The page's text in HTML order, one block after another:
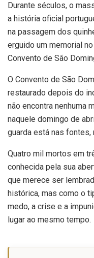
Durante séculos, o
a história oficial
na passagem dos
erguido um memorial
Convento de São
O Convento de São
restaurado depois do
não encontra nenhuma
naquele domingo de
guarda está nas fontes,
Quatro mil mortos em
conhecida pela sua
que merece ser
histórica, mas como o
medo, a crise e a
lugar ao mesmo tempo.